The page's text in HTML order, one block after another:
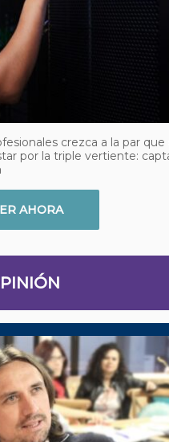
crezca a la par que
por la triple vertiente:
AHORA